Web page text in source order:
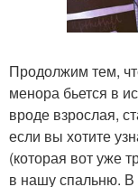
Продолжим тем,
менора бьется в
вроде взрослая,
если вы хотите
(которая вот уже
в нашу спальню. В